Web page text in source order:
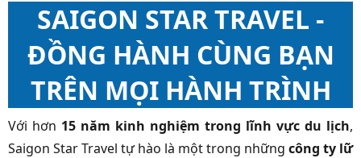
SAIGON STAR TRAVEL -
ĐỒNG HÀNH CÙNG BẠN
TRÊN MỌI HÀNH TRÌNH
Với hơn 15 năm kinh nghiệm trong lĩnh vực du lịch,
Saigon Star Travel tự hào là một trong những công ty lữ